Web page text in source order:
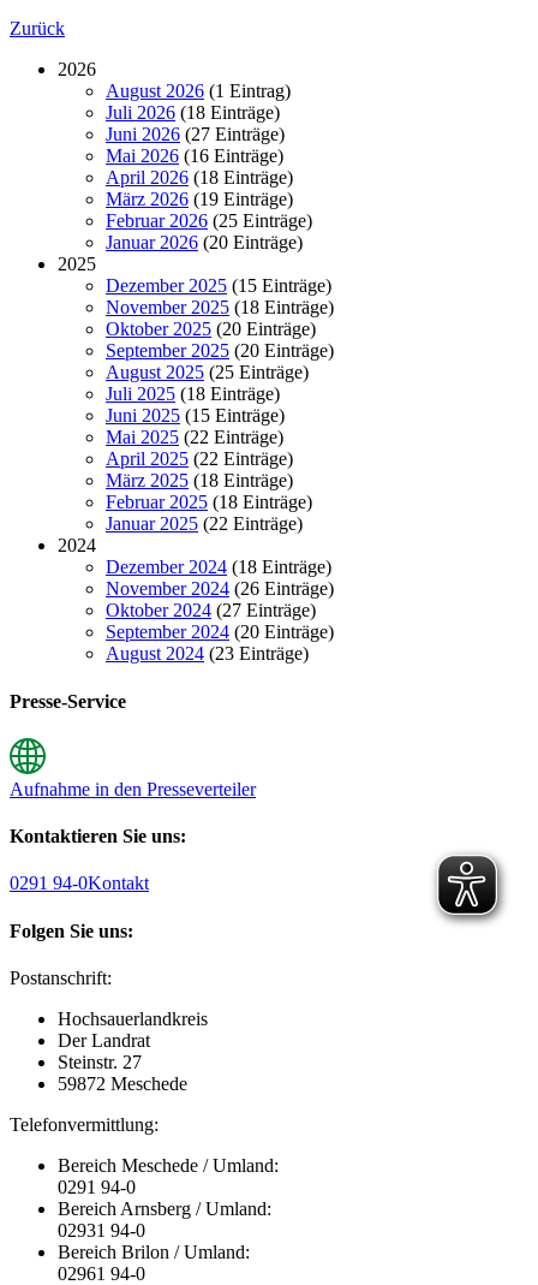
Zurück
2026
August 2026 (1 Eintrag)
Juli 2026 (18 Einträge)
Juni 2026 (27 Einträge)
Mai 2026 (16 Einträge)
April 2026 (18 Einträge)
März 2026 (19 Einträge)
Februar 2026 (25 Einträge)
Januar 2026 (20 Einträge)
2025
Dezember 2025 (15 Einträge)
November 2025 (18 Einträge)
Oktober 2025 (20 Einträge)
September 2025 (20 Einträge)
August 2025 (25 Einträge)
Juli 2025 (18 Einträge)
Juni 2025 (15 Einträge)
Mai 2025 (22 Einträge)
April 2025 (22 Einträge)
März 2025 (18 Einträge)
Februar 2025 (18 Einträge)
Januar 2025 (22 Einträge)
2024
Dezember 2024 (18 Einträge)
November 2024 (26 Einträge)
Oktober 2024 (27 Einträge)
September 2024 (20 Einträge)
August 2024 (23 Einträge)
Presse-Service
Aufnahme in den Presseverteiler
Kontaktieren Sie uns:
0291 94-0Kontakt
Folgen Sie uns:
Postanschrift:
Hochsauerlandkreis
Der Landrat
Steinstr. 27
59872 Meschede
Telefonvermittlung:
Bereich Meschede / Umland:
0291 94-0
Bereich Arnsberg / Umland:
02931 94-0
Bereich Brilon / Umland:
02961 94-0